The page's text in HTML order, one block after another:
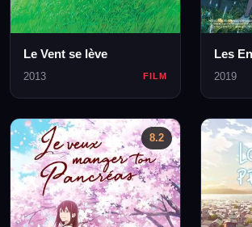
Le Vent se lève
2013 FILM
Les
2019
8.2